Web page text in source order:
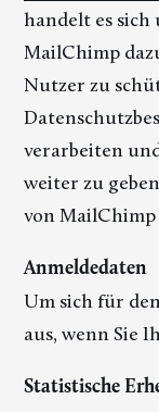
handelt es sich
MailChimp
Nutzer zu
verarbeiten
weiter zu
von
Anmeldedaten
Um sich für
aus, wenn Sie
Statistische